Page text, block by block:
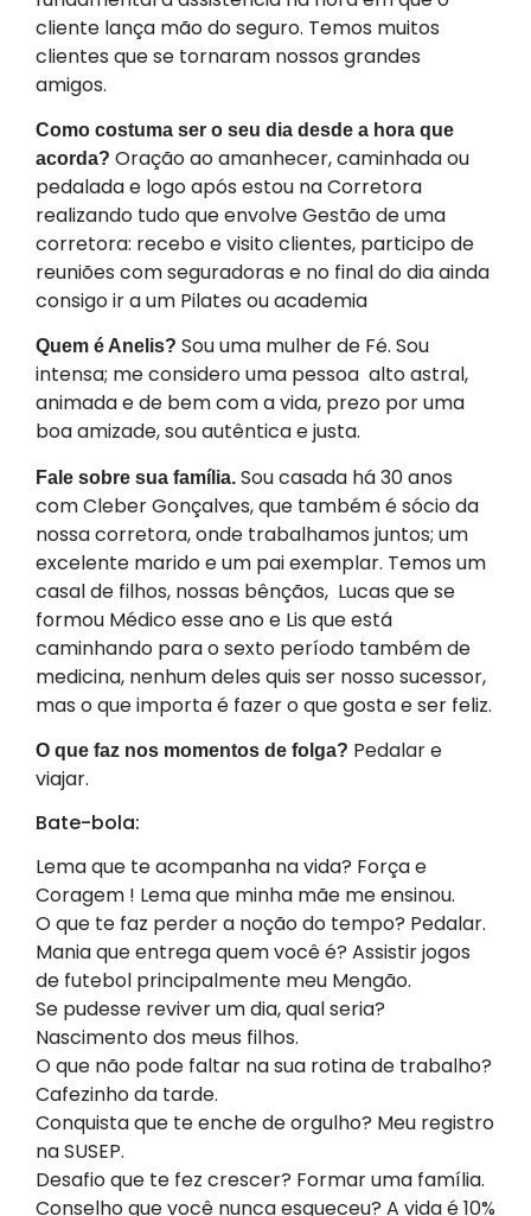
cliente lança mão do seguro. Temos muitos
clientes que se tornaram nossos grandes
amigos.
Como costuma ser o seu dia desde a hora que
acorda? Oração ao amanhecer, caminhada ou
pedalada e logo após estou na Corretora
realizando tudo que envolve Gestão de uma
corretora: recebo e visito clientes, participo de
reuniões com seguradoras e no final do dia ainda
consigo ir a um Pilates ou academia
Quem é Anelis? Sou uma mulher de Fé. Sou
intensa; me considero uma pessoa alto astral,
animada e de bem com a vida, prezo por uma
boa amizade, sou autêntica e justa.
Fale sobre sua família. Sou casada há 30 anos
com Cleber Gonçalves, que também é sócio da
nossa corretora, onde trabalhamos juntos; um
excelente marido e um pai exemplar. Temos um
casal de filhos, nossas bênçãos, Lucas que se
formou Médico esse ano e Lis que está
caminhando para o sexto período também de
medicina, nenhum deles quis ser nosso sucessor,
mas o que importa é fazer o que gosta e ser feliz.
O que faz nos momentos de folga? Pedalar e
viajar.
Bate-bola:
Lema que te acompanha na vida? Força e
Coragem ! Lema que minha mãe me ensinou.
O que te faz perder a noção do tempo? Pedalar.
Mania que entrega quem você é? Assistir jogos
de futebol principalmente meu Mengão.
Se pudesse reviver um dia, qual seria?
Nascimento dos meus filhos.
O que não pode faltar na sua rotina de trabalho?
Cafezinho da tarde.
Conquista que te enche de orgulho? Meu registro
na SUSEP.
Desafio que te fez crescer? Formar uma família.
Conselho que você nunca esqueceu? A vida é 10%